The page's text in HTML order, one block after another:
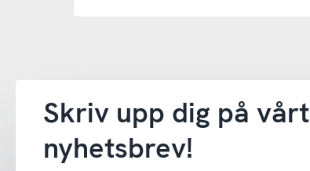
Skriv upp dig på vårt
nyhetsbrev!